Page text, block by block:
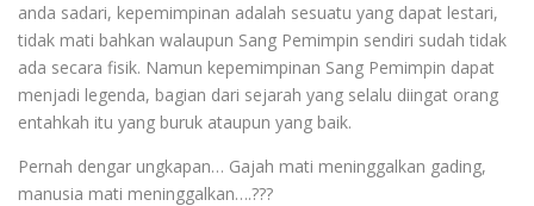
anda sadari, kepemimpinan adalah sesuatu yang dapat lestari,
tidak mati bahkan walaupun Sang Pemimpin sendiri sudah tidak
ada secara fisik. Namun kepemimpinan Sang Pemimpin dapat
menjadi legenda, bagian dari sejarah yang selalu diingat orang
entahkah itu yang buruk ataupun yang baik.
Pernah dengar ungkapan… Gajah mati meninggalkan gading,
manusia mati meninggalkan….???